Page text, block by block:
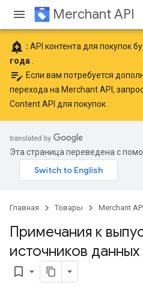
Merchant API
add_alert : API контента для покупок
года
edit_note Если вам потребуется
перехода на Merchant API,
Content API для покупок
Эта страница переведена с
Главная Товары Merchant API
Примечания к
источников
bookmark_border